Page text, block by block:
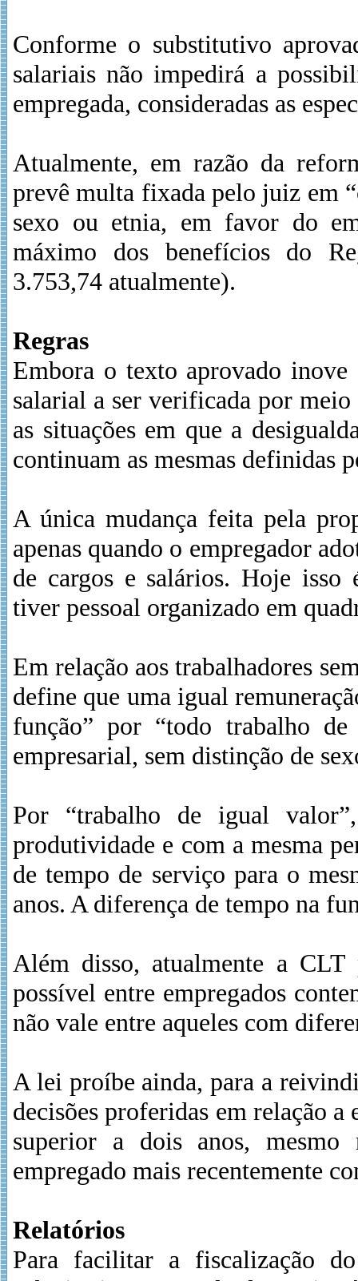
Conforme o substitutivo
salariais não impedirá a
empregada, consideradas as
Atualmente, em razão da
prevê multa fixada pelo juiz em
sexo ou etnia, em favor do
máximo dos benefícios do
3.753,74 atualmente).
Regras
Embora o texto aprovado
salarial a ser verificada por
as situações em que a
continuam as mesmas definidas
A única mudança feita pela
apenas quando o empregador
de cargos e salários. Hoje isso
tiver pessoal organizado em
Em relação aos trabalhadores
define que uma igual
função” por “todo trabalho
empresarial, sem distinção de
Por “trabalho de igual
produtividade e com a mesma
de tempo de serviço para o
anos. A diferença de tempo na
Além disso, atualmente a CLT
possível entre empregados
não vale entre aqueles com
A lei proíbe ainda, para a
decisões proferidas em relação
superior a dois anos,
empregado mais recentemente
Relatórios
Para facilitar a fiscalização